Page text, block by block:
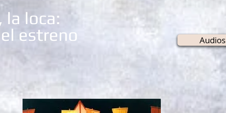
la loca:
estreno
Audios